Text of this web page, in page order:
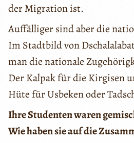
der Migration ist.
Auffälliger sind aber die
Im Stadtbild von
man die nationale
Der Kalpak für die Kirgisen
Hüte für Usbeken oder
Ihre Studenten waren
Wie haben sie auf die